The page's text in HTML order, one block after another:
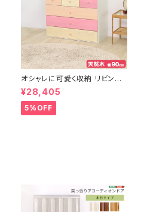
オシャレに可愛く収納 リビング
用ローチェスト 4段 幅90cm
天然木（桐）日本製｜petora-
ペトラ- SH-08-PTR90
¥28,405
5%OFF